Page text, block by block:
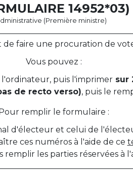
14952*03)
(Première ministre)
de faire une procuration de
Vous pouvez :
puis l'imprimersur
de recto verso), puis le
remplir le formulaire :
d'électeur et celui de
ces numéros à l'aide de ce
remplir les parties réservées à